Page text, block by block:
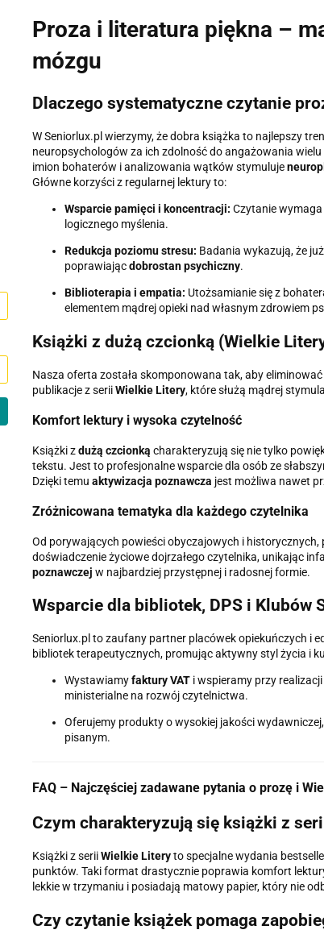
Proza i literatura piękna –
mózgu
Dlaczego systematyczne czytanie
W Seniorlux.pl wierzymy, że dobra książka to najlepszy
neuropsychologów za ich zdolność do angażowania
imion bohaterów i analizowania wątków stymuluje
Główne korzyści z regularnej lektury to:
Wsparcie pamięci i koncentracji: Czytanie
logicznego myślenia.
Redukcja poziomu stresu: Badania wykazują, że
poprawiając dobrostan psychiczny.
Biblioterapia i empatia: Utożsamianie się z
elementem mądrej opieki nad własnym zdrowiem
Książki z dużą czcionką (Wielkie
Nasza oferta została skomponowana tak, aby
publikacje z serii Wielkie Litery, które służą mądrej
Komfort lektury i wysoka czytelność
Książki z dużą czcionką charakteryzują się nie tylko
tekstu. Jest to profesjonalne wsparcie dla osób ze
Dzięki temu aktywizacja poznawcza jest możliwa nawet
Zróżnicowana tematyka dla każdego czytelnika
Od porywających powieści obyczajowych i
doświadczenie życiowe dojrzałego czytelnika, unikając
poznawczej w najbardziej przystępnej i radosnej formie.
Wsparcie dla bibliotek, DPS i Klubów
Seniorlux.pl to zaufany partner placówek opiekuńczych i
bibliotek terapeutycznych, promując aktywny styl życia i
Wystawiamy faktury VAT i wspieramy przy
ministerialne na rozwój czytelnictwa.
Oferujemy produkty o wysokiej jakości
pisanym.
FAQ – Najczęściej zadawane pytania o prozę i
Czym charakteryzują się książki z
Książki z serii Wielkie Litery to specjalne wydania
punktów. Taki format drastycznie poprawia komfort
lekkie w trzymaniu i posiadają matowy papier, który nie
Czy czytanie książek pomaga